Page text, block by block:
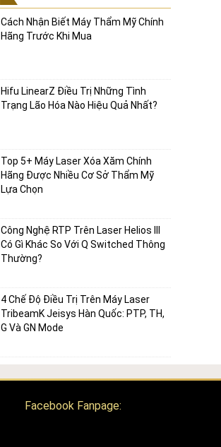
Cách Nhận Biết Máy Thẩm Mỹ Chính
Hãng Trước Khi Mua
Hifu LinearZ Điều Trị Những Tình
Trạng Lão Hóa Nào Hiệu Quả Nhất?
Top 5+ Máy Laser Xóa Xăm Chính
Hãng Được Nhiều Cơ Sở Thẩm Mỹ
Lựa Chọn
Công Nghệ RTP Trên Laser Helios III
Có Gì Khác So Với Q Switched Thông
Thường?
4 Chế Độ Điều Trị Trên Máy Laser
TribeamK Jeisys Hàn Quốc: PTP, TH,
G Và GN Mode
Facebook Fanpage: